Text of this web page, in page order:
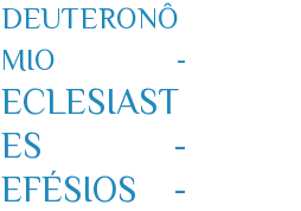
DEUTERONÔ
MIO -
ECLESIAST
ES -
EFÉSIOS -